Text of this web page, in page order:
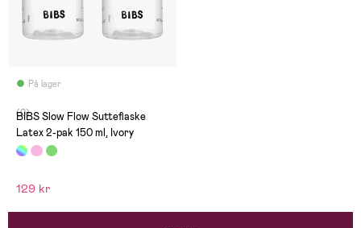
På lager
(0)
BIBS Slow Flow Sutteflaske
Latex 2-pak 150 ml, Ivory
129 kr